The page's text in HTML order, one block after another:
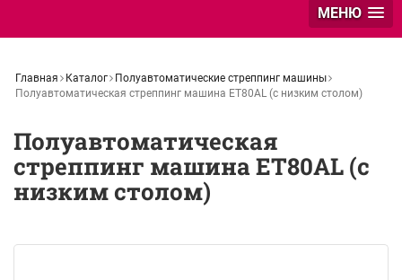
МЕНЮ
Главная Каталог
Полуавтоматические стреппинг машины
Полуавтоматическая стреппинг машина ET80AL (с низким столом)
Полуавтоматическая
стреппинг машина ET80AL (с
низким столом)